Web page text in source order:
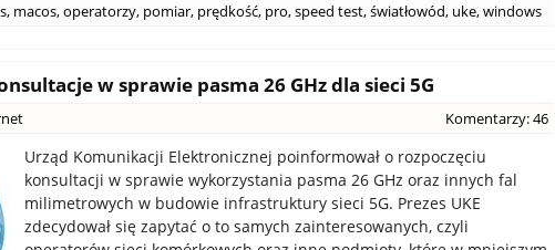
, macos,operatorzy, pomiar, prędkość, pro,speed test,światłowód, uke,windows
w sprawie pasma 26 GHz dla sieci 5G
Komentarzy: 46
Urząd Komunikacji Elektronicznej poinformował o rozpoczęciu
konsultacji w sprawie wykorzystania pasma 26 GHz oraz innych fal
milimetrowych w budowie infrastruktury sieci 5G. Prezes UKE
zdecydował się zapytać o to samych zainteresowanych, czyli